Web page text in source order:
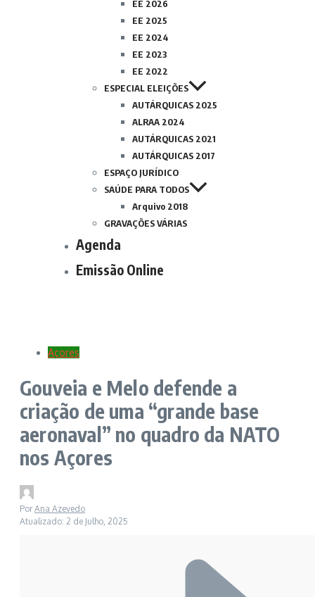
EE 2026
EE 2025
EE 2024
EE 2023
EE 2022
ESPECIAL ELEIÇÕES
AUTÁRQUICAS 2025
ALRAA 2024
AUTÁRQUICAS 2021
AUTÁRQUICAS 2017
ESPAÇO JURÍDICO
SAÚDE PARA TODOS
Arquivo 2018
GRAVAÇÕES VÁRIAS
Agenda
Emissão Online
Açores
Gouveia e Melo defende a
criação de uma “grande base
aeronaval” no quadro da NATO
nos Açores
PorAna Azevedo
Atualizado: 2 de Julho, 2025